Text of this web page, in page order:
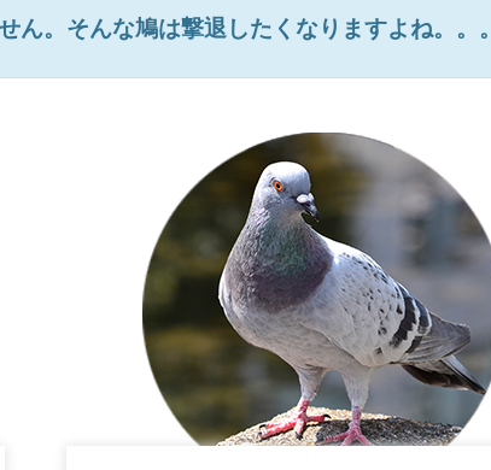
。そんな鳩は撃退したくなりますよね。。。